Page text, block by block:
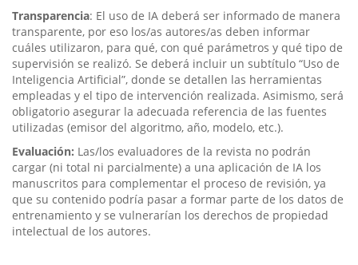
Transparencia: El uso de IA deberá ser informado de manera
transparente, por eso los/as autores/as deben informar
cuáles utilizaron, para qué, con qué parámetros y qué tipo de
supervisión se realizó. Se deberá incluir un subtítulo “Uso de
Inteligencia Artificial”, donde se detallen las herramientas
empleadas y el tipo de intervención realizada. Asimismo, será
obligatorio asegurar la adecuada referencia de las fuentes
utilizadas (emisor del algoritmo, año, modelo, etc.).
Evaluación: Las/los evaluadores de la revista no podrán
cargar (ni total ni parcialmente) a una aplicación de IA los
manuscritos para complementar el proceso de revisión, ya
que su contenido podría pasar a formar parte de los datos de
entrenamiento y se vulnerarían los derechos de propiedad
intelectual de los autores.